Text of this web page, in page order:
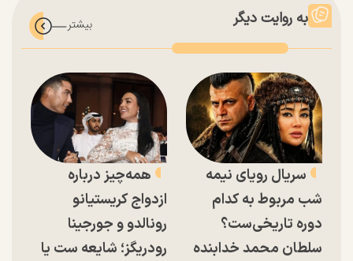
به روایت دیگر
سریال رویای نیمه
شب مربوط به کدام
دوره تاریخی‌ست؟
سلطان محمد خدابنده
همه‌چیز درباره
ازدواج کریستیانو
رونالدو و جورجینا
رودریگز؛ شایعه ست یا